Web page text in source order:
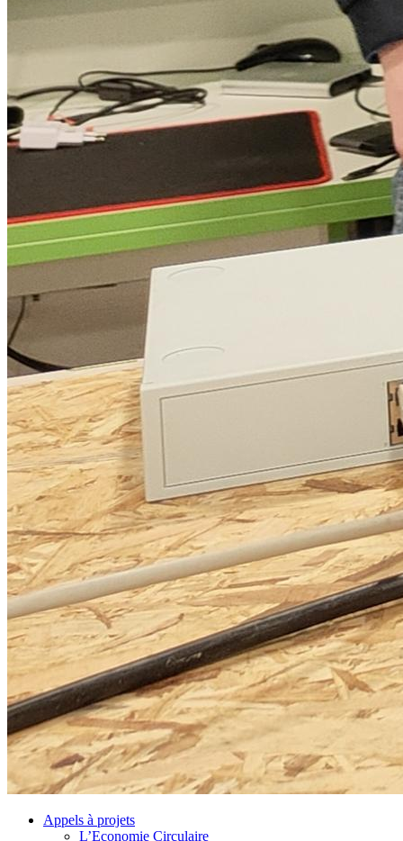
Appels à projets
L’Economie Circulaire